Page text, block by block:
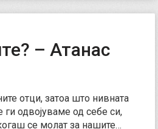
– Атанас
отци, затоа што нивната
одвојуваме од себе си,
се молат за нашите…